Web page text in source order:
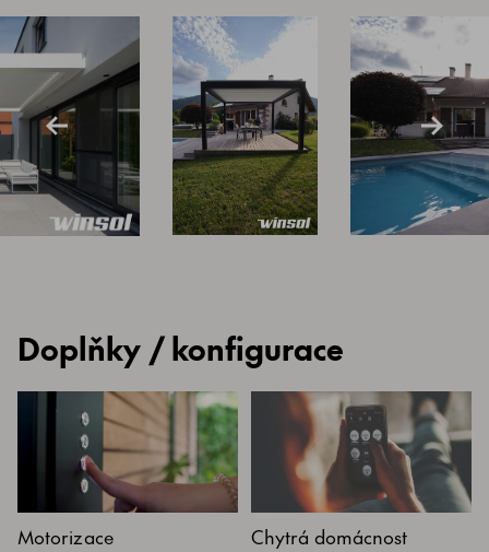
Doplňky / konfigurace
Motorizace Chytrá domácnost